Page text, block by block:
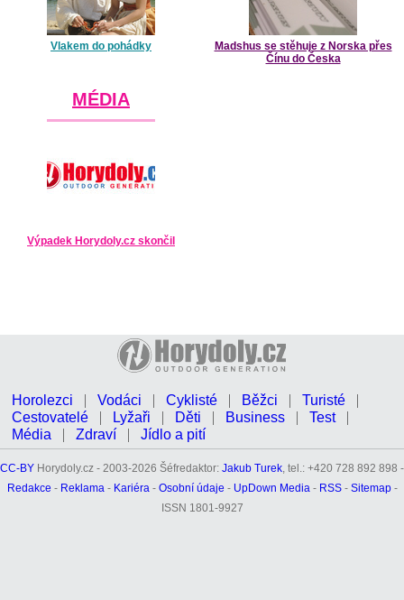
Vlakem do pohádky
Madshus se stěhuje z Norska přes
Čínu do Česka
MÉDIA
Výpadek Horydoly.cz skončil
Horolezci Vodáci Cyklisté Běžci
Turisté
Cestovatelé
Lyžaři Děti Business
Test
Média
Zdraví Jídlo a pití
CC-BY Horydoly.cz - 2003-2026 Šéfredaktor: Jakub Turek, tel.: +420 728 892 898 -
Redakce - Reklama- Kariéra- Osobní údaje - UpDown Media- RSS- Sitemap-
ISSN 1801-9927